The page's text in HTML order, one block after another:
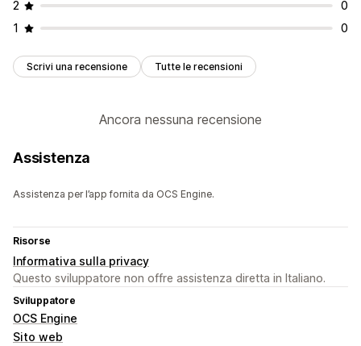
2
0
1
0
Scrivi una recensione Tutte le recensioni
Ancora nessuna recensione
Assistenza
Assistenza per l’app fornita da OCS Engine.
Risorse
Informativa sulla privacy
Questo sviluppatore non offre assistenza diretta in Italiano.
Sviluppatore
OCS Engine
Sito web